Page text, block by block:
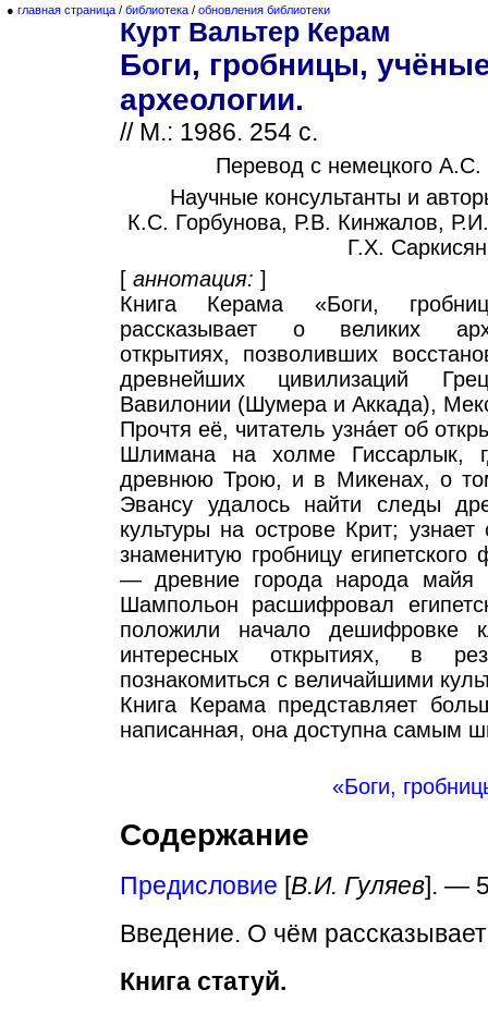
● главная страница / библиотека / обновления библиотеки
Курт Вальтер Керам
Боги, гробницы,
археологии.
// М.: 1986. 254 с.
Перевод с немецкого А.С.
Научные консультанты и
К.С. Горбунова, Р.В. Кинжалов,
Г.X.
[ аннотация: ]
Книга Керама «Боги,
рассказывает о великих
открытиях, позволивших
древнейших цивилизаций
Вавилонии (Шумера и Аккада),
Прочтя её, читатель узна́ет об
Шлимана на холме Гиссарлык,
древнюю Трою, и в Микенах, о
Эвансу удалось найти следы
культуры на острове Крит;
знаменитую гробницу
— древние города народа майя
Шампольон расшифровал
положили начало дешифровке
интересных открытиях, в
познакомиться с величайшими
Книга Керама представляет
написанная, она доступна самым
«Боги,
Содержание
Предисловие [В.И. Гуляев]. —
Введение. О чём
Книга статуй.